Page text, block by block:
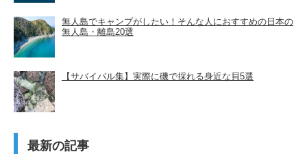
無人島でキャンプがしたい！そんな人におすすめの日本の
無人島・離島20選
【サバイバル集】実際に磯で採れる身近な貝5選
最新の記事